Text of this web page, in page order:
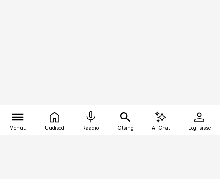
Menüü Uudised Raadio Otsing AI Chat Logi sisse